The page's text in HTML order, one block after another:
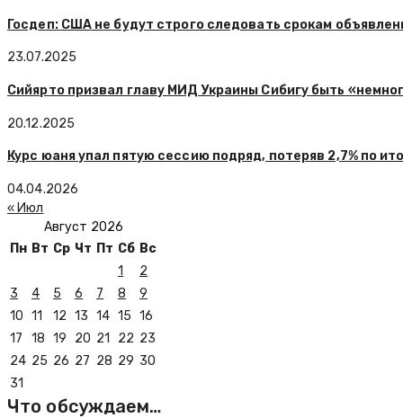
Госдеп: США не будут строго следовать срокам
23.07.2025
Сийярто призвал главу МИД Украины Сибигу быть
20.12.2025
Курс юаня упал пятую сессию подряд, потеряв 2,7% по
04.04.2026
« Июл
Август 2026
Пн Вт Ср Чт Пт Сб Вс
1
2
3
4 5 6 7 8
9
10 11 12 13 14 15 16
17
18 19 20 21 22 23
24 25 26 27 28 29 30
31
Что обсуждаем…